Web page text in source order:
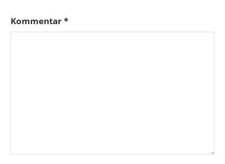
Kommentar*